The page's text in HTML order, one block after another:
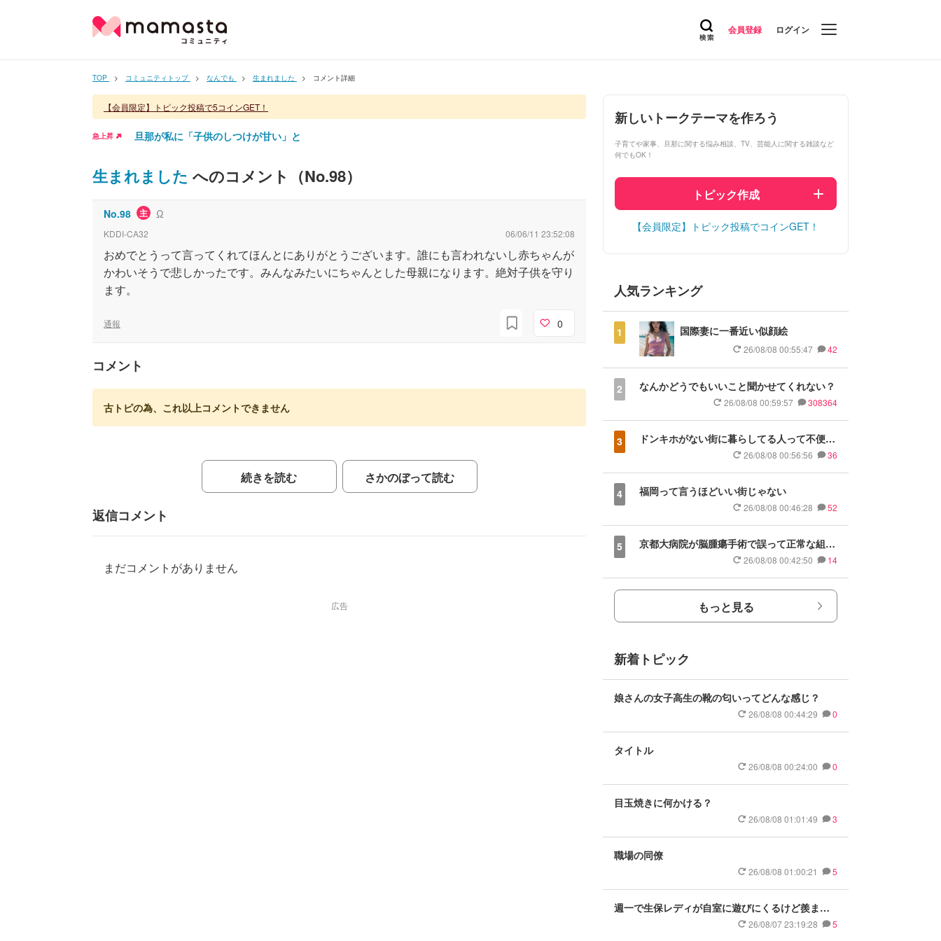
会員登録 ログイン
TOP コミュニティトップ なんでも 生まれました コメント詳細
【会員限定】トピック投稿で5コインGET！
急上昇 旦那が私に「子供のしつけが甘い」と
生まれました へのコメント（No.98）
No.98 主 Ω
KDDI-CA32 06/06/11 23:52:08
おめでとうって言ってくれてほんとにありがとうございます。誰にも言われないし赤ちゃんが
かわいそうで悲しかったです。みんなみたいにちゃんとした母親になります。絶対子供を守り
ます。
通報 0
コメント
古トピの為、これ以上コメントできません
続きを読む さかのぼって読む
返信コメント
まだコメントがありません
広告
新しいトークテーマを作ろう
子育てや家事、旦那に関する悩み相談、TV、芸能人に関する雑談など
何でもOK！
トピック作成
【会員限定】トピック投稿でコインGET！
人気ランキング
1 国際妻に一番近い似顔絵
26/08/08 00:55:47 42
2 なんかどうでもいいこと聞かせてくれない？
26/08/08 00:59:57 308364
3
ドンキホがない街に暮らしてる人って不便で
26/08/08 00:56:56 36
4 福岡って言うほどいい街じゃない
26/08/08 00:46:28 52
5
京都大病院が脳腫瘍手術で誤って正常な組織
26/08/08 00:42:50 14
もっと見る
新着トピック
娘さんの女子高生の靴の匂いってどんな感じ？
26/08/08 00:44:29 0
タイトル
26/08/08 00:24:00 0
目玉焼きに何かける？
26/08/08 01:01:49 3
職場の同僚
26/08/08 01:00:21 5
週一で生保レディが自室に遊びにくるけど羨まし
26/08/07 23:19:28 5